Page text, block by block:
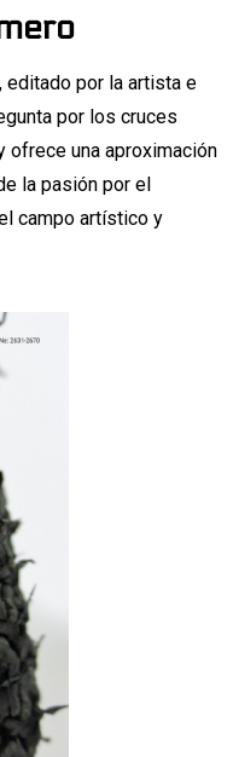
, editado por la artista e
por los cruces
ofrece una aproximación
la pasión por el
campo artístico y